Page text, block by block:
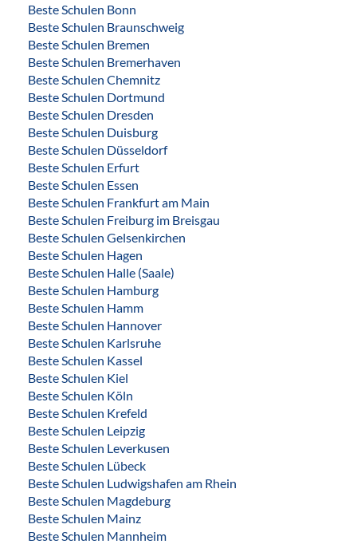
Beste Schulen Bonn
Beste Schulen Braunschweig
Beste Schulen Bremen
Beste Schulen Bremerhaven
Beste Schulen Chemnitz
Beste Schulen Dortmund
Beste Schulen Dresden
Beste Schulen Duisburg
Beste Schulen Düsseldorf
Beste Schulen Erfurt
Beste Schulen Essen
Beste Schulen Frankfurt am Main
Beste Schulen Freiburg im Breisgau
Beste Schulen Gelsenkirchen
Beste Schulen Hagen
Beste Schulen Halle (Saale)
Beste Schulen Hamburg
Beste Schulen Hamm
Beste Schulen Hannover
Beste Schulen Karlsruhe
Beste Schulen Kassel
Beste Schulen Kiel
Beste Schulen Köln
Beste Schulen Krefeld
Beste Schulen Leipzig
Beste Schulen Leverkusen
Beste Schulen Lübeck
Beste Schulen Ludwigshafen am Rhein
Beste Schulen Magdeburg
Beste Schulen Mainz
Beste Schulen Mannheim